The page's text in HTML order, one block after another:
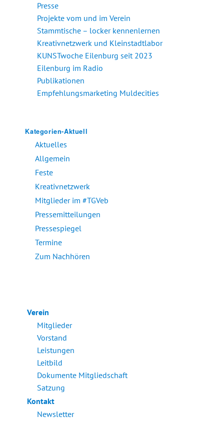
Presse
Projekte vom und im Verein
Stammtische – locker kennenlernen
Kreativnetzwerk und Kleinstadtlabor
KUNSTwoche Eilenburg seit 2023
Eilenburg im Radio
Publikationen
Empfehlungsmarketing Muldecities
Kategorien-Aktuell
Aktuelles
Allgemein
Feste
Kreativnetzwerk
Mitglieder im #TGVeb
Pressemitteilungen
Pressespiegel
Termine
Zum Nachhören
Verein
Mitglieder
Vorstand
Leistungen
Leitbild
Dokumente Mitgliedschaft
Satzung
Kontakt
Newsletter